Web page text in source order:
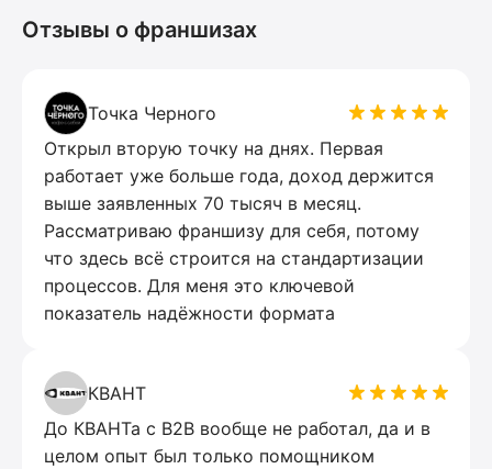
Отзывы о франшизах
Точка Черного
Открыл вторую точку на днях. Первая
работает уже больше года, доход держится
выше заявленных 70 тысяч в месяц.
Рассматриваю франшизу для себя, потому
что здесь всё строится на стандартизации
процессов. Для меня это ключевой
показатель надёжности формата
КВАНТ
До КВАНТа с B2B вообще не работал, да и в
целом опыт был только помощником